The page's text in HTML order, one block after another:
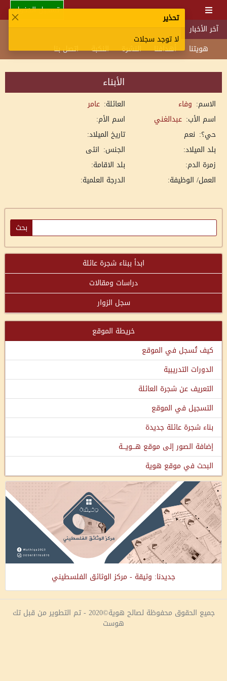
تسجيل الدخول
آخر الأخبار
هويتنا
أهدافنا النشرة النكبة اتصل بنا
الأبناء
الاسم: وفاء العائلة: عامر
اسم الأب: عبدالغني
اسم الأم:
حي؟: نعم
تاريخ الميلاد:
بلد الميلاد:
الجنس: انثى
زمرة الدم:
بلد الاقامة:
العمل/ الوظيفة:
الدرجة العلمية:
ابدأ ببناء شجرة عائلة
دراسات ومقالات
سجل الزوار
خريطة الموقع
كيف تُسجل في الموقع
الدورات التدريبية
التعريف عن شجرة العائلة
التسجيل في الموقع
بناء شجرة عائلة جديدة
إضافة الصور إلى موقع هـــويـــة
البحث في موقع هوية
جديدنا: وثيقة - مركز الوثائق الفلسطيني
جميع الحقوق محفوظة لصالح هوية©2020 - تم التطوير من قبل تك
هوست
تحذير
لا توجد سجلات